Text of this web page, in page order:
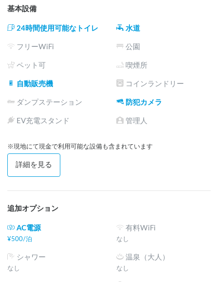
基本設備
24時間使用可能なトイレ 水道
フリーWiFi 公園
ペット可 喫煙所
自動販売機 コインランドリー
ダンプステーション 防犯カメラ
EV充電スタンド 管理人
※現地にて現金で利用可能な設備も含まれています
詳細を見る
追加オプション
AC電源
¥500/泊
有料WiFi
なし
シャワー
なし
温泉（大人）
なし